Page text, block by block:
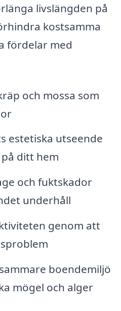
livslängden på
kostsamma
fördelar med
och mossa som
estetiska utseende
ditt hem
och fuktskador
underhåll
genom att
boendemiljö
mögel och alger